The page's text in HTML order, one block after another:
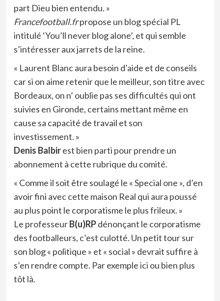
part Dieu bien entendu. »
Francefootball.frpropose un blog spécial PL
intitulé ‘You’ll never blog alone’, et qui semble
s’intéresser aux jarrets de la reine.
« Laurent Blanc aura besoin d’aide et de conseils
car si on aime retenir que le meilleur, son titre avec
Bordeaux, on n’ oublie pas ses difficultés qui ont
suivies en Gironde, certains mettant même en
cause sa capacité de travail et son
investissement. »
Denis Balbirest bien parti pour prendre un
abonnement à cette rubrique du comité.
« Comme il soit être soulagé le « Special one », d’en
avoir fini avec cette maison Real qui aura poussé
au plus point le corporatisme le plus frileux. »
Le professeurB(u)RPdénonçant le corporatisme
des footballeurs, c’est culotté. Un petit tour sur
son blog « politique » et « social » devrait suffire à
s’en rendre compte. Par exempleici ou bien plus
tôt là.